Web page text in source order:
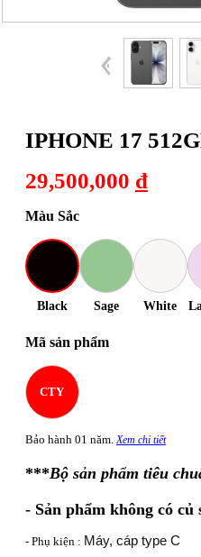
IPHONE 17
29,500,000 đ
Màu Sắc
Black Sage White
Mã sản phẩm
CTY
Bảo hành 01 năm.Xem chi tiết
***Bộ sản phẩm tiêu
- Sản phẩm không có củ
- Phụ kiện : Máy, cáp type C